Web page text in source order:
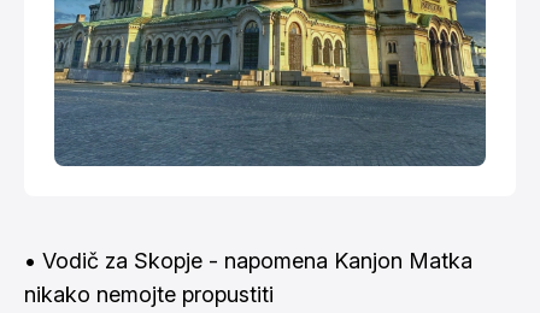
• Vodič za Skopje - napomena Kanjon Matka
nikako nemojte propustiti